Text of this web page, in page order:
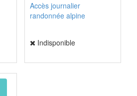
Accès journalier
randonnée alpine
Indisponible